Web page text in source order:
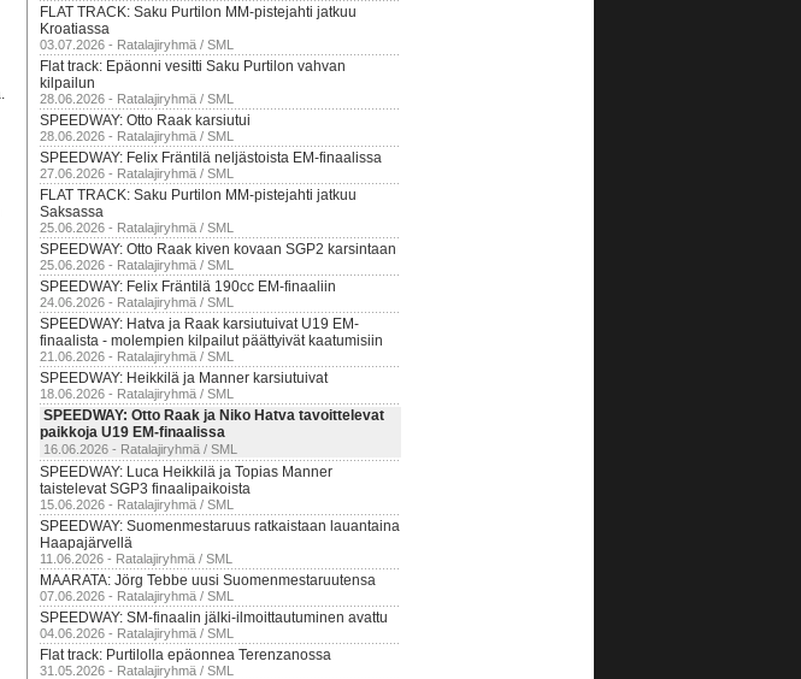
FLAT TRACK: Saku Purtilon MM-pistejahti jatkuu
Kroatiassa
03.07.2026 - Ratalajiryhmä / SML
Flat track: Epäonni vesitti Saku Purtilon vahvan
kilpailun
28.06.2026 - Ratalajiryhmä / SML
SPEEDWAY: Otto Raak karsiutui
28.06.2026 - Ratalajiryhmä / SML
SPEEDWAY: Felix Fräntilä neljästoista EM-finaalissa
27.06.2026 - Ratalajiryhmä / SML
FLAT TRACK: Saku Purtilon MM-pistejahti jatkuu
Saksassa
25.06.2026 - Ratalajiryhmä / SML
SPEEDWAY: Otto Raak kiven kovaan SGP2 karsintaan
25.06.2026 - Ratalajiryhmä / SML
SPEEDWAY: Felix Fräntilä 190cc EM-finaaliin
24.06.2026 - Ratalajiryhmä / SML
SPEEDWAY: Hatva ja Raak karsiutuivat U19 EM-
finaalista - molempien kilpailut päättyivät kaatumisiin
21.06.2026 - Ratalajiryhmä / SML
SPEEDWAY: Heikkilä ja Manner karsiutuivat
18.06.2026 - Ratalajiryhmä / SML
SPEEDWAY: Otto Raak ja Niko Hatva tavoittelevat
paikkoja U19 EM-finaalissa
16.06.2026 - Ratalajiryhmä / SML
SPEEDWAY: Luca Heikkilä ja Topias Manner
taistelevat SGP3 finaalipaikoista
15.06.2026 - Ratalajiryhmä / SML
SPEEDWAY: Suomenmestaruus ratkaistaan lauantaina
Haapajärvellä
11.06.2026 - Ratalajiryhmä / SML
MAARATA: Jörg Tebbe uusi Suomenmestaruutensa
07.06.2026 - Ratalajiryhmä / SML
SPEEDWAY: SM-finaalin jälki-ilmoittautuminen avattu
04.06.2026 - Ratalajiryhmä / SML
Flat track: Purtilolla epäonnea Terenzanossa
31.05.2026 - Ratalajiryhmä / SML